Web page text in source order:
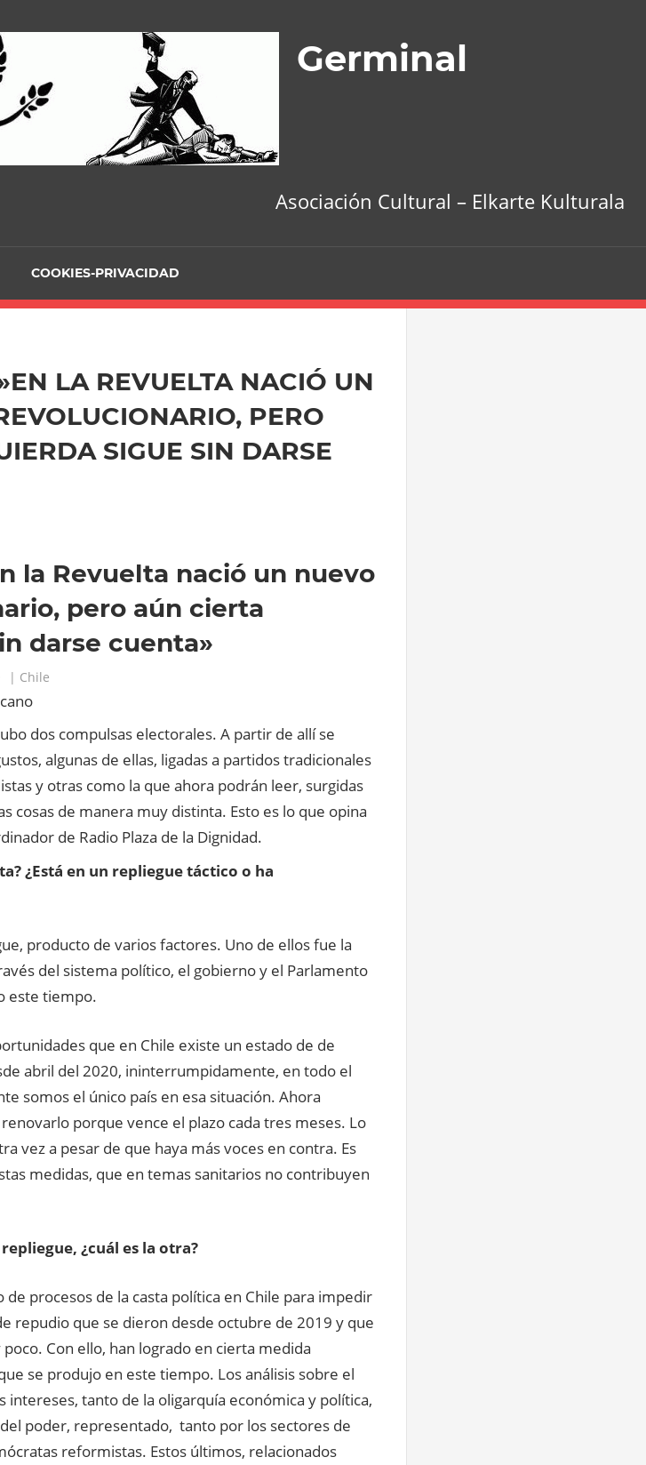
Germinal
Asociación Cultural – Elkarte Kulturala
COOKIES-PRIVACIDAD
LA REVUELTA NACIÓ UN
PERO
SIGUE SIN DARSE
la Revuelta nació un nuevo
pero aún cierta
darse cuenta»
| Chile
dos compulsas electorales. A partir de allí se
algunas de ellas, ligadas a partidos tradicionales
y otras como la que ahora podrán leer, surgidas
cosas de manera muy distinta. Esto es lo que opina
de Radio Plaza de la Dignidad.
¿Está en un repliegue táctico o ha
producto de varios factores. Uno de ellos fue la
del sistema político, el gobierno y el Parlamento
este tiempo.
que en Chile existe un estado de de
abril del 2020, ininterrumpidamente, en todo el
somos el único país en esa situación. Ahora
porque vence el plazo cada tres meses. Lo
vez a pesar de que haya más voces en contra. Es
medidas, que en temas sanitarios no contribuyen
¿cuál es la otra?
procesos de la casta política en Chile para impedir
repudio que se dieron desde octubre de 2019 y que
Con ello, han logrado en cierta medida
se produjo en este tiempo. Los análisis sobre el
intereses, tanto de la oligarquía económica y política,
poder, representado, tanto por los sectores de
reformistas. Estos últimos, relacionados